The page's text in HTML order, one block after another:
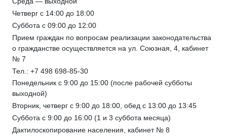
Четверг с 14:00 до 18:00
Суббота с 09:00 до 12:00
Прием граждан по вопросам реализации законодательства
о гражданстве осуществляется на ул. Союзная, 4, кабинет
№ 7
Тел.: +7 498 698-85-30
Понедельник с 9:00 до 15:00 (после рабочей субботы
выходной)
Вторник, четверг с 9:00 до 18:00, обед с 13:00 до 13:45
Суббота с 9:00 до 16:00 (1 и 3 суббота месяца)
Дактилоскопирование населения, кабинет № 8